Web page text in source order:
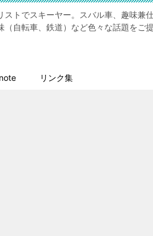
ストでスキーヤー。スバル車、趣味兼
（自転車、鉄道）など色々な話題をご
リンク集